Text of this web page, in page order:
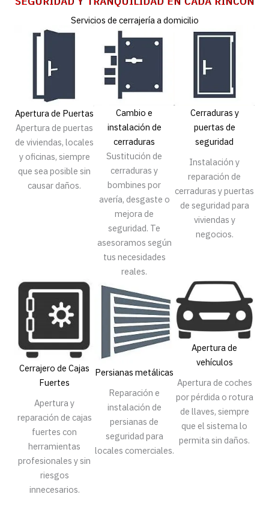
Servicios de cerrajería a domicilio
Apertura de Puertas
Apertura de puertas
de viviendas, locales
y oficinas, siempre
que sea posible sin
causar daños.
Cambio e
instalación de
cerraduras
Sustitución de
cerraduras y
bombines por
avería, desgaste o
mejora de
seguridad. Te
asesoramos según
tus necesidades
reales.
Cerraduras y
puertas de
seguridad
Instalación y
reparación de
cerraduras y puertas
de seguridad para
viviendas y
negocios.
Cerrajero de Cajas
Fuertes
Apertura y
reparación de cajas
fuertes con
herramientas
profesionales y sin
riesgos
innecesarios.
Persianas metálicas
Reparación e
instalación de
persianas de
seguridad para
locales comerciales.
Apertura de
vehículos
Apertura de coches
por pérdida o rotura
de llaves, siempre
que el sistema lo
permita sin daños.